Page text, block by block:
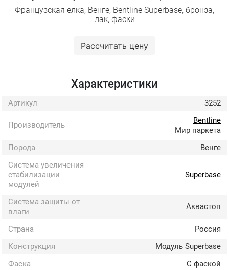
Французская елка, Венге, Bentline Superbase, бронза,
лак, фаски
Рассчитать цену
Характеристики
Артикул 3252
Производитель
Bentline
Мир паркета
Порода
Венге
Система увеличения
стабилизации
модулей
Superbase
Система защиты от
влаги
Аквастоп
Страна
Россия
Конструкция
Модуль Superbase
Фаска
С фаской